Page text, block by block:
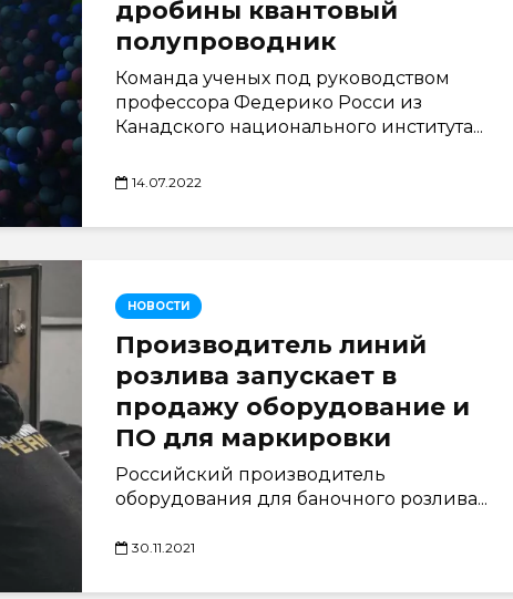
дробины квантовый
полупроводник
Команда ученых под руководством
профессора Федерико Росси из
Канадского национального института...
14.07.2022
НОВОСТИ
Производитель линий
розлива запускает в
продажу оборудование и
ПО для маркировки
Российский производитель
оборудования для баночного розлива...
30.11.2021